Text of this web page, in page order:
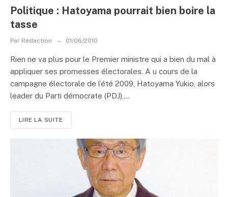
Politique : Hatoyama pourrait bien boire la
tasse
Par Rédaction 01/06/2010
Rien ne va plus pour le Premier ministre qui a bien du mal à
appliquer ses promesses électorales. A u cours de la
campagne électorale de l’été 2009, Hatoyama Yukio, alors
leader du Parti démocrate (PDJ),...
LIRE LA SUITE